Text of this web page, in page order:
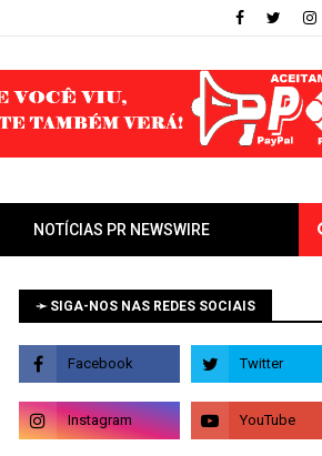
NOTÍCIAS PR NEWSWIRE
➛ SIGA-NOS NAS REDES SOCIAIS